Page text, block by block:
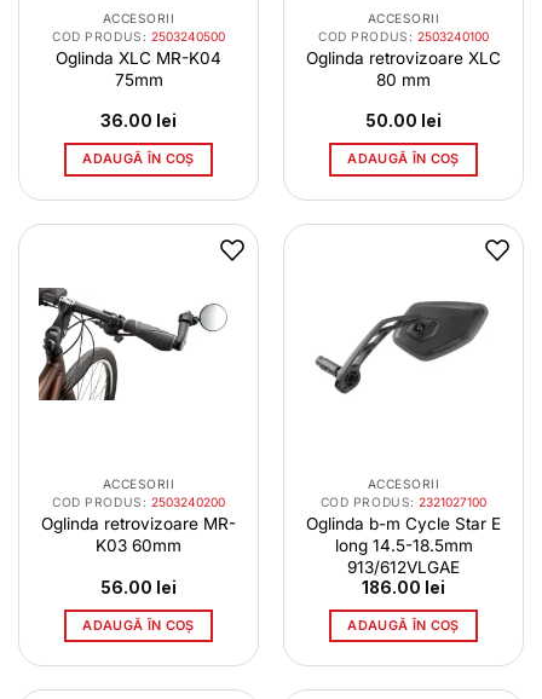
ACCESORII
COD PRODUS: 2503240500
Oglinda XLC MR-K04
75mm
36.00 lei
ADAUGĂ ÎN COȘ
ACCESORII
COD PRODUS: 2503240100
Oglinda retrovizoare XLC
80 mm
50.00 lei
ADAUGĂ ÎN COȘ
ACCESORII
COD PRODUS: 2503240200
Oglinda retrovizoare MR-
K03 60mm
56.00 lei
ADAUGĂ ÎN COȘ
ACCESORII
COD PRODUS:2321027100
Oglinda b-m Cycle Star E
long 14.5-18.5mm
913/612VLGAE
186.00 lei
ADAUGĂ ÎN COȘ